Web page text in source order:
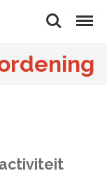
ZoekenMenu